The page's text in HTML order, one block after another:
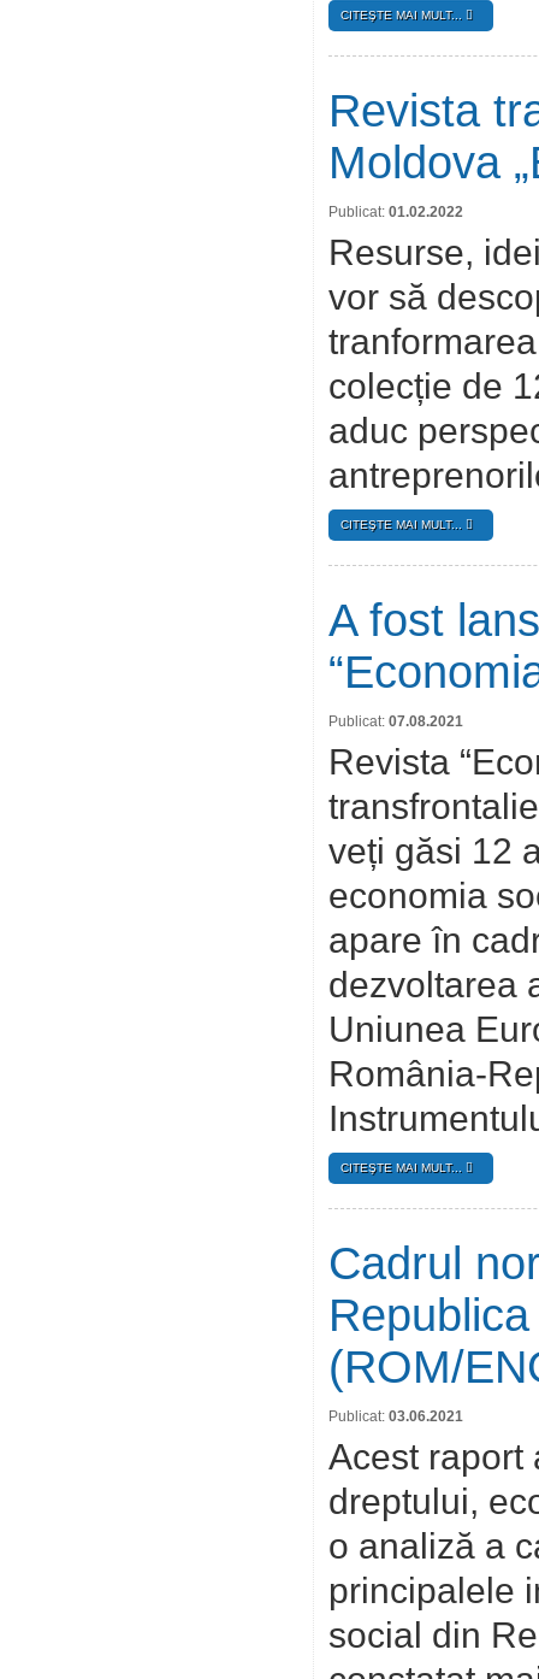
CITEŞTE MAI MULT...
Revista
Moldova
Publicat: 01.02.2022
Resurse,
vor să
colecție de
aduc
CITEŞTE MAI MULT...
A fost
Publicat: 07.08.2021
Revista
veți găsi 12
economia
apare în
dezvoltarea
Uniunea
România-
CITEŞTE MAI MULT...
Cadrul
(ROM/
Publicat: 03.06.2021
Acest raport
dreptului,
o analiză a
principalele
social din